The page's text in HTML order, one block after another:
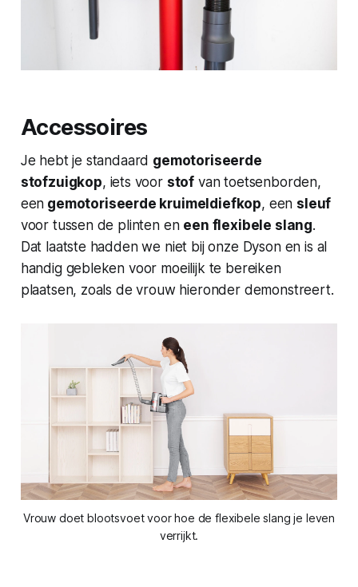
Accessoires
Je hebt je standaard gemotoriseerde
stofzuigkop, iets voor stof van toetsenborden,
een gemotoriseerde kruimeldiefkop, een sleuf
voor tussen de plinten en een flexibele slang.
Dat laatste hadden we niet bij onze Dyson en is al
handig gebleken voor moeilijk te bereiken
plaatsen, zoals de vrouw hieronder demonstreert.
Vrouw doet blootsvoet voor hoe de flexibele slang je leven
verrijkt.